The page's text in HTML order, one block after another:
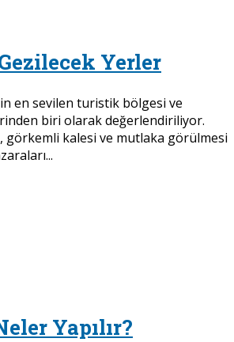
Yerler
en sevilen turistik bölgesi ve
biri olarak değerlendiriliyor.
görkemli kalesi ve mutlaka görülmesi
Yapılır?